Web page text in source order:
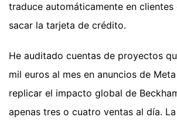
traduce automáticamente en clientes
sacar la tarjeta de crédito.
He auditado cuentas de proyectos
mil euros al mes en anuncios de
replicar el impacto global de
apenas tres o cuatro ventas al día.